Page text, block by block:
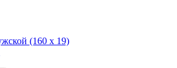
(160 x 19)